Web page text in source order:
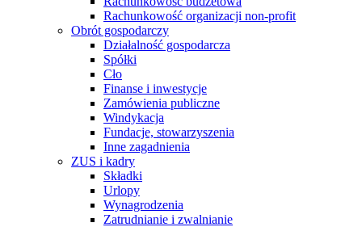
Rachunkowość organizacji non-profit
Obrót gospodarczy
Działalność gospodarcza
Spółki
Cło
Finanse i inwestycje
Zamówienia publiczne
Windykacja
Fundacje, stowarzyszenia
Inne zagadnienia
ZUS i kadry
Składki
Urlopy
Wynagrodzenia
Zatrudnianie i zwalnianie